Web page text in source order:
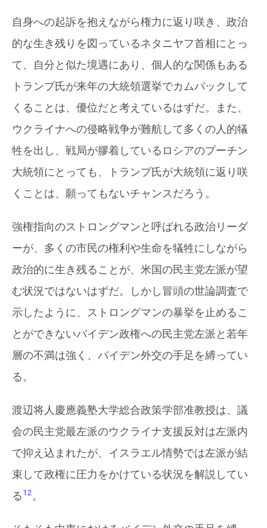
自身への起訴を抱えながら権力に返り咲き、政治
的な生き残りを図っているネタニヤフ首相にとっ
て、自分と似た境遇にあり、個人的な関係もある
トランプ氏が来年の大統領選挙でカムバックして
くることは、優位だと考えているはずだ。また、
ウクライナへの侵略戦争が難航して多くの人的犠
牲を出し、戦局が膠着しているロシアのプーチン
大統領にとっても、トランプ氏が大統領に返り咲
くことは、願ってもないチャンスだろう。
強権指向のストロングマンと呼ばれる政治リーダ
ーが、多くの市民の権利や生命を犠牲にしながら
政治的に生き残ることが、米国の民主党左派が望
む状況ではないはずだ。しかし冒頭の世論調査で
示したように、ストロングマンの暴挙を止めるこ
とができないバイデン政権への民主党左派と若年
層の不満は強く、バイデン外交の手足を縛ってい
る。
渡辺将人慶應義塾大学総合政策学部准教授は、議
会の民主党最左派のウクライナ支援反対は左派内
で抑え込まれたが、イスラエル情勢では左派が結
束して政権に圧力をかけている状況を解説してい
る12。